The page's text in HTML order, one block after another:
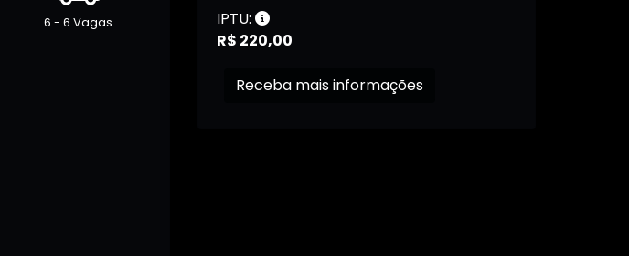
6 - 6 Vagas
IPTU:
R$ 220,00
Receba mais informações